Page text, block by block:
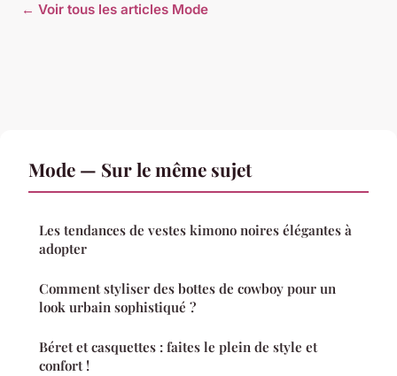
← Voir tous les articles Mode
Mode — Sur le même sujet
Les tendances de vestes kimono noires élégantes à
adopter
Comment styliser des bottes de cowboy pour un
look urbain sophistiqué ?
Béret et casquettes : faites le plein de style et
confort !